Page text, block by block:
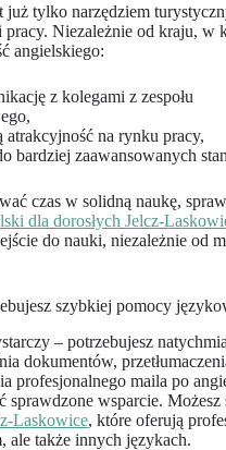
już tylko narzędziem
pracy. Niezależnie od kraju, w
angielskiego:
z kolegami z zespołu
atrakcyjność na rynku pracy,
bardziej zaawansowanych
czas w solidną naukę,
dla dorosłych Jelcz-
do nauki, niezależnie od
szybkiej pomocy
– potrzebujesz
dokumentów,
profesjonalnego maila po
sprawdzone wsparcie. Możesz
Laskowice, które oferują
ale także innych językach.